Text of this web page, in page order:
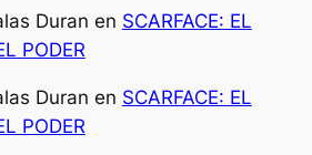
Duran en SCARFACE: EL
PODER
Duran en SCARFACE: EL
PODER